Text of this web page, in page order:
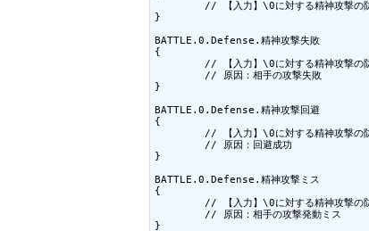
}
BATTLE.0.Defense.精神攻撃失敗
{
}
BATTLE.0.Defense.精神攻撃回避
{
}
BATTLE.0.Defense.精神攻撃ミス
{
}